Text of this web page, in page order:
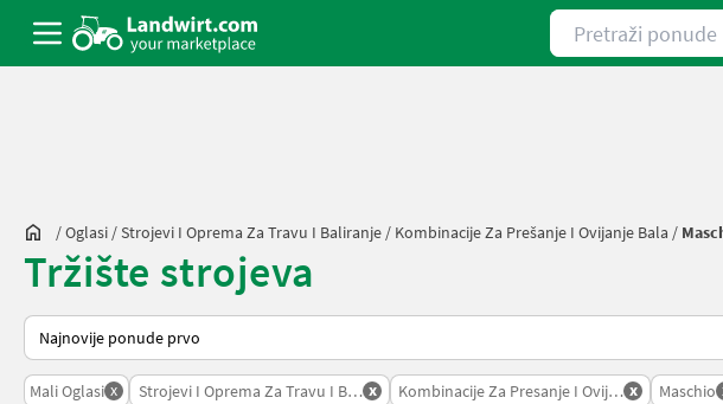
Pretraži ponude
/Oglasi /Strojevi I Oprema Za Travu I Baliranje / Kombinacije Za Prešanje I Ovijanje Bala /
Tržište strojeva
Tako se sortira na Landwirt.com
Mali Oglasi x Strojevi I Oprema Za Travu I Baliranje
x Kombinacije Za Presanje I Ovijanje Bala
x Maschio